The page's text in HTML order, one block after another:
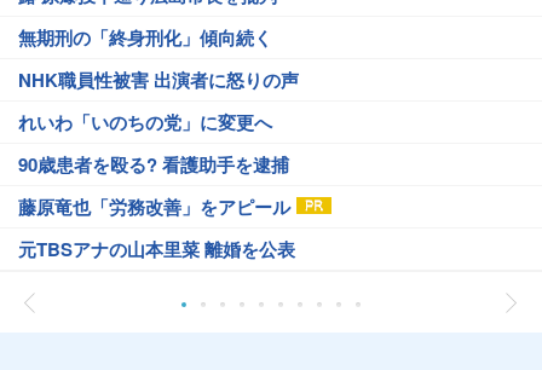
無期刑の「終身刑化」傾向続く
NHK職員性被害 出演者に怒りの声
れいわ「いのちの党」に変更へ
90歳患者を殴る? 看護助手を逮捕
藤原竜也「労務改善」をアピール
元TBSアナの山本里菜 離婚を公表